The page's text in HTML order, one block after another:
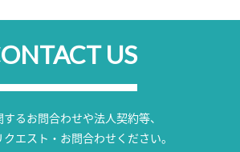
US
るお問合わせや法人契約等、
エスト・お問合わせください。